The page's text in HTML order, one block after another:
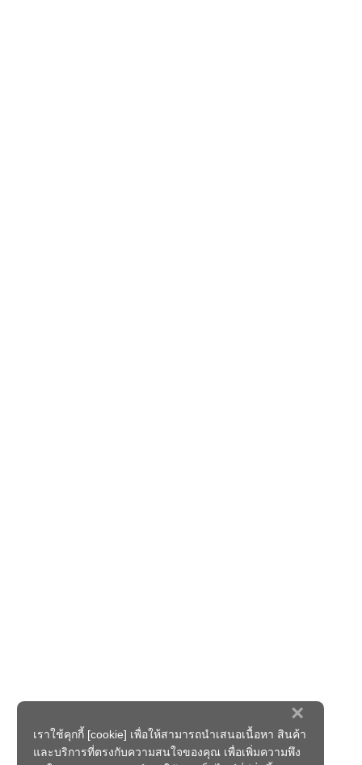
×
เราใช้คุกกี้ [cookie] เพื่อให้สามารถนำเสนอเนื้อหา สินค้า
และบริการที่ตรงกับความสนใจของคุณ เพื่อเพิ่มความพึง